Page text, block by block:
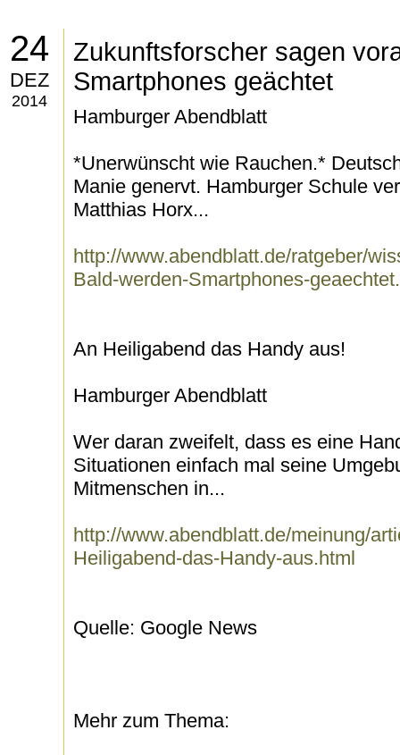
24
DEZ
2014
Zukunftsforscher sagen
Smartphones geächtet
Hamburger Abendblatt
*Unerwünscht wie Rauchen.*
Manie genervt. Hamburger Schule
Matthias Horx...
http://www.abendblatt.de/ratgeber/
Bald-werden-Smartphones-
An Heiligabend das Handy aus!
Hamburger Abendblatt
Wer daran zweifelt, dass es eine
Situationen einfach mal seine
Mitmenschen in...
http://www.abendblatt.de/meinung/
Heiligabend-das-Handy-aus.html
Quelle: Google News
Mehr zum Thema: